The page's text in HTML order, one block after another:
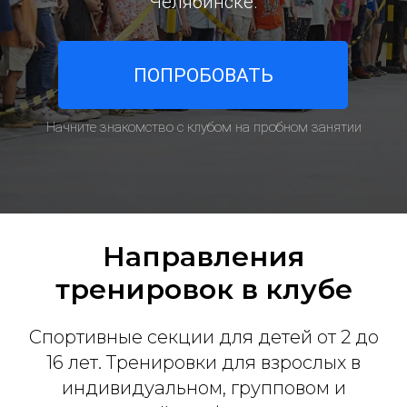
ПОПРОБОВАТЬ
Начните знакомство с клубом на пробном занятии
Направления
тренировок в клубе
Спортивные секции для детей от 2 до
16 лет. Тренировки для взрослых в
индивидуальном, групповом и